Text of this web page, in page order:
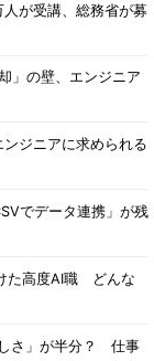
が受講、総務省が募
」の壁、エンジニア
ンジニアに求められる
でデータ連携」が残
た高度AI職 どんな
さ」が半分？ 仕事